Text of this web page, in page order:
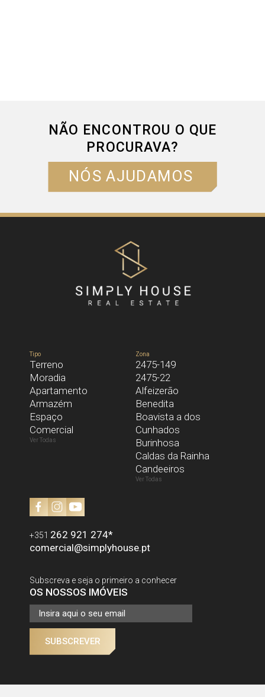
NÃO ENCONTROU O QUE
PROCURAVA?
NÓS AJUDAMOS
MENSAGEM
Li e aceito a Política de Privacidade
Tipo
Terreno
Moradia
Apartamento
Armazém
Espaço
Comercial
Ver Todas
Zona
2475-149
2475-22
Alfeizerão
Benedita
Boavista a dos
Cunhados
Burinhosa
Caldas da Rainha
Candeeiros
Ver Todas
+351 262 921 274*
comercial@simplyhouse.pt
Subscreva e seja o primeiro a conhecer
OS NOSSOS IMÓVEIS
SUBSCREVER